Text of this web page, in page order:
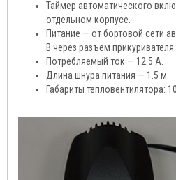
Таймер автоматического
отдельном корпусе.
Питание — от бортовой сети
В через разъем прикуривателя.
Потребляемый ток — 12.5 А.
Длина шнура питания — 1.5 м.
Габариты тепловентилятора: